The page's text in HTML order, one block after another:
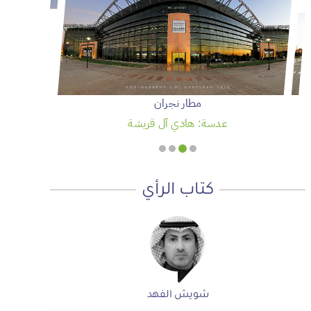
مطار نجران
عدسة: هادي آل قريشة
كتاب الرأي
صحيفة المشهد الإخبارية
شويش الفهد
أ.محمد سمحان آل منصور
صحيفة المشهد الإخبارية
شويش الفهد